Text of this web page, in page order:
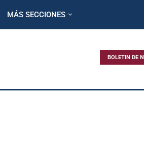
MÁS SECCIONES
BOLETIN DE